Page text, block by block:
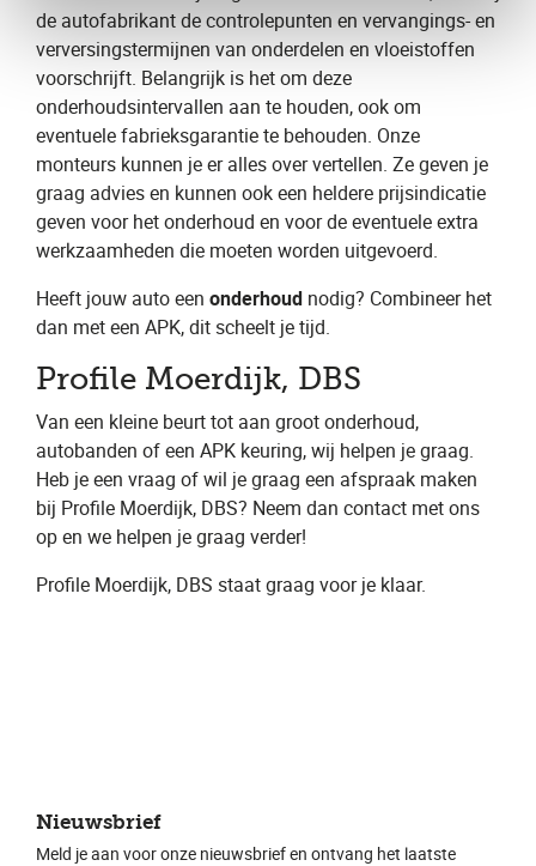
de autofabrikant de controlepunten en vervangings- en
verversingstermijnen van onderdelen en vloeistoffen
voorschrijft. Belangrijk is het om deze
onderhoudsintervallen aan te houden, ook om
eventuele fabrieksgarantie te behouden. Onze
monteurs kunnen je er alles over vertellen. Ze geven je
graag advies en kunnen ook een heldere prijsindicatie
geven voor het onderhoud en voor de eventuele extra
werkzaamheden die moeten worden uitgevoerd.
Heeft jouw auto een onderhoud nodig? Combineer het
dan met een APK, dit scheelt je tijd.
Profile Moerdijk, DBS
Van een kleine beurt tot aan groot onderhoud,
autobanden of een APK keuring, wij helpen je graag.
Heb je een vraag of wil je graag een ​afspraak​ maken
bij Profile Moerdijk, DBS​? Neem dan contact met ons
op en we helpen je graag verder!
Profile Moerdijk, DBS ​staat graag voor je klaar.
Nieuwsbrief
Meld je aan voor onze nieuwsbrief en ontvang het laatste